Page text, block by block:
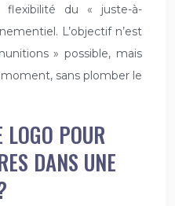
flexibilité du « juste-à-
L’objectif n’est
» possible, mais
moment, sans plomber le
LOGO POUR
DANS UNE